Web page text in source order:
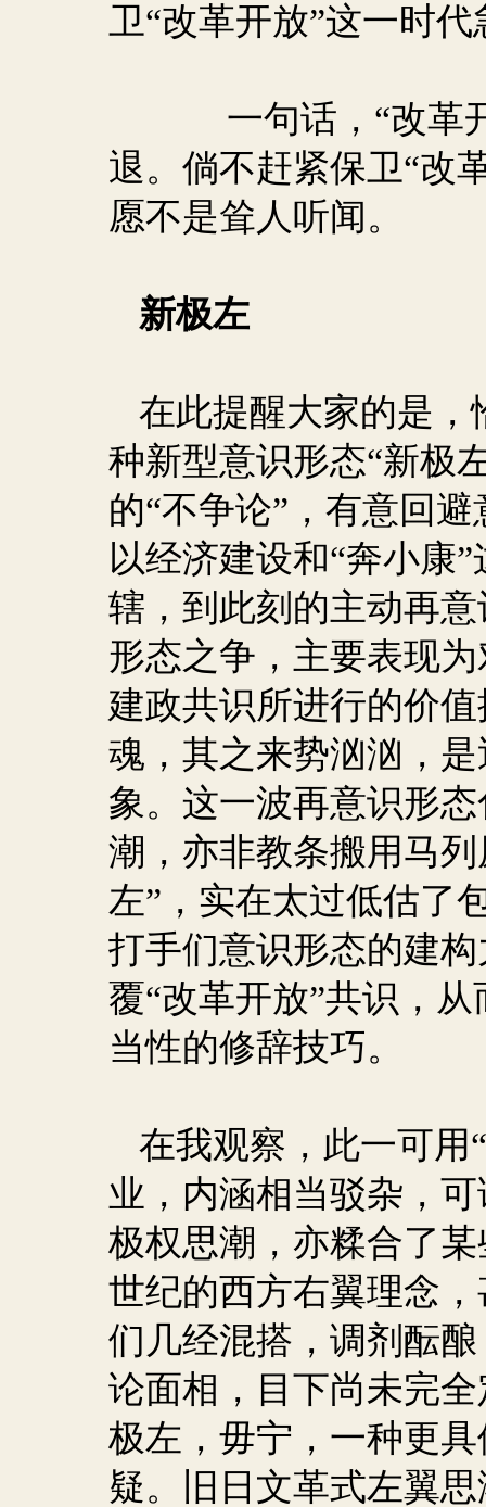
卫“改革开放”这一时代
一句话，“改革
退。倘不赶紧保卫“改
愿不是耸人听闻。
新极左
在此提醒大家的是
种新型意识形态“新极
的“不争论”，有意回
以经济建设和“奔小康
辖，到此刻的主动再
形态之争，主要表现
建政共识所进行的价
魂，其之来势汹汹，
象。这一波再意识形
潮，亦非教条搬用马
左”，实在太过低估了
打手们意识形态的建
覆“改革开放”共识，
当性的修辞技巧。
在我观察，此一可用
业，内涵相当驳杂，
极权思潮，亦糅合了
世纪的西方右翼理念
们几经混搭，调剂酝
论面相，目下尚未完
极左，毋宁，一种更
疑。旧日文革式左翼